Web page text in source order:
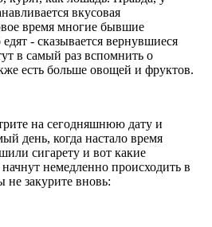
вкусовая
время многие бывшие
- сказывается вернувшиеся
в самый раз вспомнить о
есть больше овощей и фруктов.
на сегодняшнюю дату и
день, когда настало время
сигарету и вот какие
немедленно происходить в
не закурите вновь: